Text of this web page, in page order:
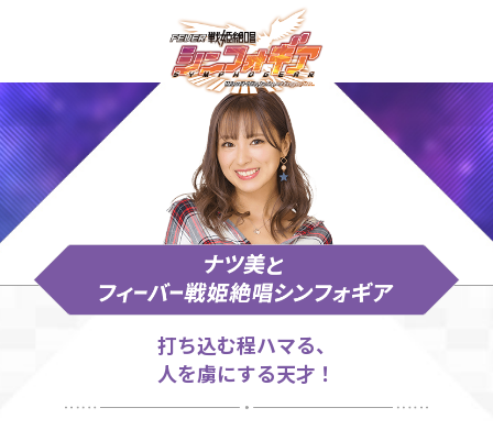
打ち込む程ハマる、
人を虜にする天才！